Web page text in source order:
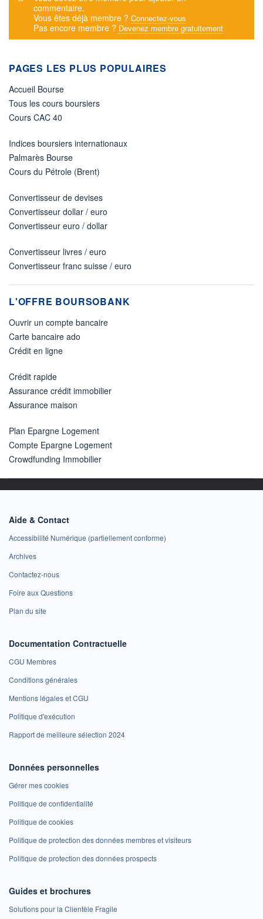
commentaire.
Vous êtes déjà membre ? Connectez-vous
Pas encore membre ? Devenez membre gratuitement
PAGES LES PLUS POPULAIRES
Accueil Bourse
Tous les cours boursiers
Cours CAC 40
Indices boursiers internationaux
Palmarès Bourse
Cours du Pétrole (Brent)
Convertisseur de devises
Convertisseur dollar / euro
Convertisseur euro / dollar
Convertisseur livres / euro
Convertisseur franc suisse / euro
L'OFFRE BOURSOBANK
Ouvrir un compte bancaire
Carte bancaire ado
Crédit en ligne
Crédit rapide
Assurance crédit immobilier
Assurance maison
Plan Epargne Logement
Compte Epargne Logement
Crowdfunding Immobilier
Aide & Contact
Accessibilité Numérique (partiellement conforme)
Archives
Contactez-nous
Foire aux Questions
Plan du site
Documentation Contractuelle
CGU Membres
Conditions générales
Mentions légales et CGU
Politique d'exécution
Rapport de meilleure sélection 2024
Données personnelles
Gérer mes cookies
Politique de confidentialité
Politique de cookies
Politique de protection des données membres et visiteurs
Politique de protection des données prospects
Guides et brochures
Solutions pour la Clientèle Fragile